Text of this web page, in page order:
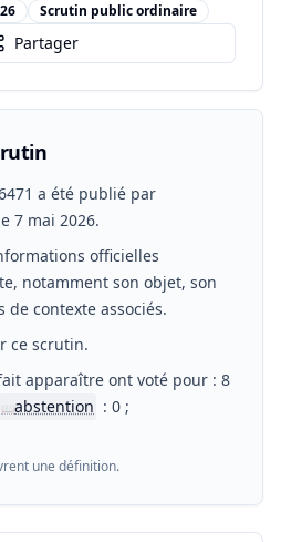
Scrutin public ordinaire
Partager
a été publié par
7 mai 2026.
officielles
notamment son objet, son
contexte associés.
ce scrutin.
apparaître ont voté pour : 8
📖abstention : 0 ;
une définition.